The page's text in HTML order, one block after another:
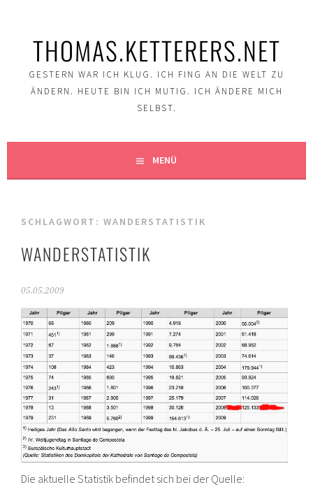
THOMAS.KETTERERS.NET
GESTERN WAR ICH KLUG. ICH FING AN DIE WELT ZU
ÄNDERN. HEUTE BIN ICH MUTIG. ICH ÄNDERE MICH
SELBST.
MENÜ
SCHLAGWORT:WANDERSTATISTIK
WANDERSTATISTIK
05.05.2009
Die aktuelle Statistik befindet sich bei der Quelle: